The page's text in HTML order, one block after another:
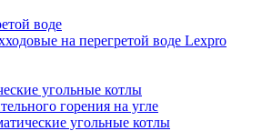
воде
на перегретой воде Lexpro
угольные котлы
горения на угле
угольные котлы